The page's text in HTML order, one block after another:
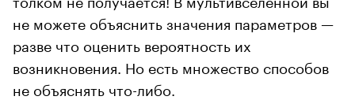
не можете объяснить значения параметров —
разве что оценить вероятность их
возникновения. Но есть множество способов
не объяснять что-либо.